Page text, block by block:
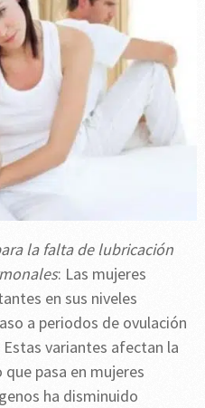
la falta de lubricación
: Las mujeres
en sus niveles
a periodos de ovulación
variantes afectan la
pasa en mujeres
ha disminuido